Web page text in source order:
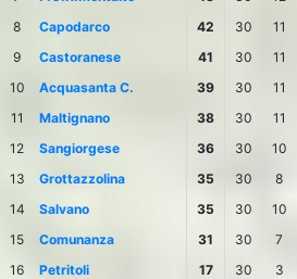
8
Capodarco 42 30 11
9
Castoranese 41 30 11
10
Acquasanta C. 39 30 11
11
Maltignano 38 30 11
12
Sangiorgese 36 30 10
13
Grottazzolina 35 30 8
14
Salvano 35 30 10
15
Comunanza 31 30 7
16
Petritoli 17 30 3